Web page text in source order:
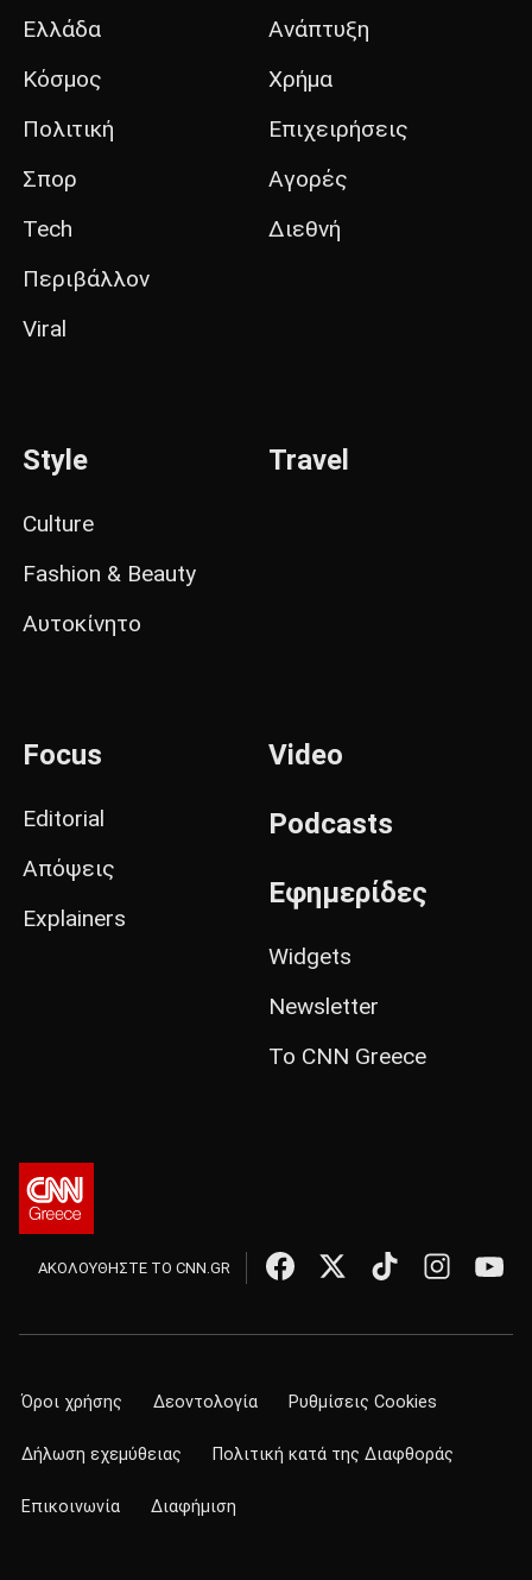
Ελλάδα
Κόσμος
Πολιτική
Σπορ
Tech
Περιβάλλον
Viral
Ανάπτυξη
Χρήμα
Επιχειρήσεις
Αγορές
Διεθνή
Style
Culture
Fashion & Beauty
Αυτοκίνητο
Travel
Focus
Editorial
Απόψεις
Explainers
Video
Podcasts
Εφημερίδες
Widgets
Newsletter
Το CNN Greece
ΑΚΟΛΟΥΘΗΣΤΕ ΤΟ CNN.GR
Όροι χρήσης Δεοντολογία Ρυθμίσεις Cookies
Δήλωση εχεμύθειας Πολιτική κατά της Διαφθοράς
Επικοινωνία Διαφήμιση